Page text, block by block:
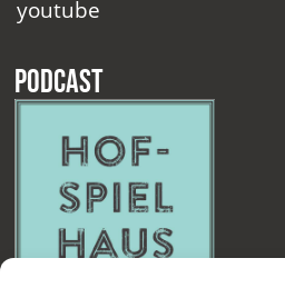
youtube
Podcast